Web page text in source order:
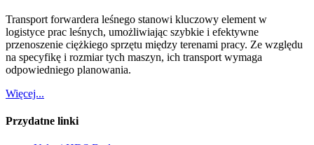
Transport forwardera leśnego stanowi kluczowy element w
logistyce prac leśnych, umożliwiając szybkie i efektywne
przenoszenie ciężkiego sprzętu między terenami pracy. Ze względu
na specyfikę i rozmiar tych maszyn, ich transport wymaga
odpowiedniego planowania.
Więcej...
Przydatne linki